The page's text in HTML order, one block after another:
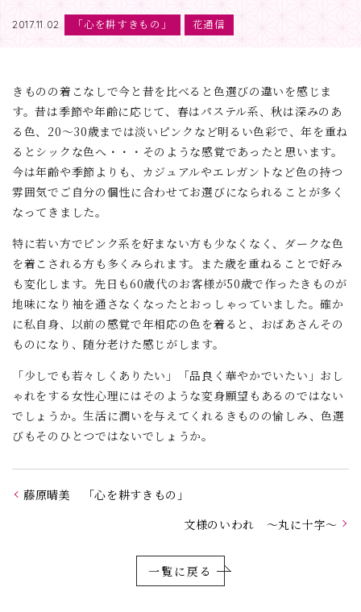
2017.11.02 「心を耕すきもの」 花通信
きものの着こなしで今と昔を比べると色選びの違いを感じま
す。昔は季節や年齢に応じて、春はパステル系、秋は深みのあ
る色、20～30歳までは淡いピンクなど明るい色彩で、年を重ね
るとシックな色へ・・・そのような感覚であったと思います。
今は年齢や季節よりも、カジュアルやエレガントなど色の持つ
雰囲気でご自分の個性に合わせてお選びになられることが多く
なってきました。
特に若い方でピンク系を好まない方も少なくなく、ダークな色
を着こされる方も多くみられます。また歳を重ねることで好み
も変化します。先日も60歳代のお客様が50歳で作ったきものが
地味になり袖を通さなくなったとおっしゃっていました。確か
に私自身、以前の感覚で年相応の色を着ると、おばあさんその
ものになり、随分老けた感じがします。
「少しでも若々しくありたい」「品良く華やかでいたい」おし
ゃれをする女性心理にはそのような変身願望もあるのではない
でしょうか。生活に潤いを与えてくれるきものの愉しみ、色選
びもそのひとつではないでしょうか。
藤原晴美 「心を耕すきもの」
文様のいわれ ～丸に十字～
一覧に戻る